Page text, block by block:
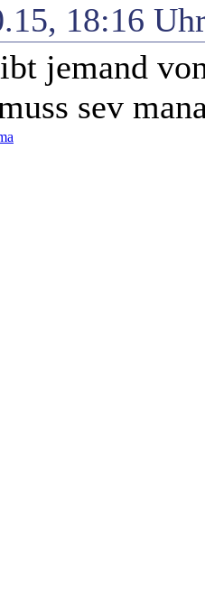
18:16
jemand
sev